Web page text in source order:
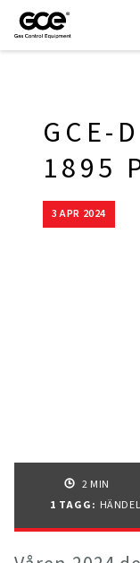
GCE-
1895
3 APR 2024
2 MIN
1 TAGG: